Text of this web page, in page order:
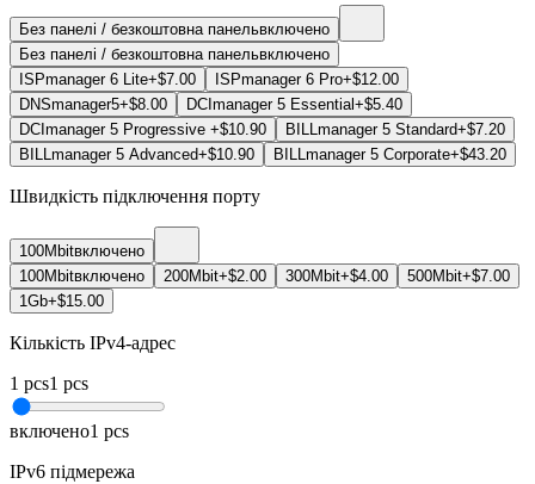
Без панелі / безкоштовна панельвключено
Без панелі / безкоштовна панельвключено
ISPmanager 6 Lite+$7.00 ISPmanager 6 Pro+$12.00
DNSmanager5+$8.00 DCImanager 5 Essential+$5.40
DCImanager 5 Progressive +$10.90 BILLmanager 5 Standard+$7.20
BILLmanager 5 Advanced+$10.90 BILLmanager 5 Corporate+$43.20
Швидкість підключення порту
100Mbitвключено
100Mbitвключено 200Mbit+$2.00 300Mbit+$4.00 500Mbit+$7.00
1Gb+$15.00
Кількість IPv4-адрес
1 pcs1 pcs
включено1 pcs
IPv6 підмережа